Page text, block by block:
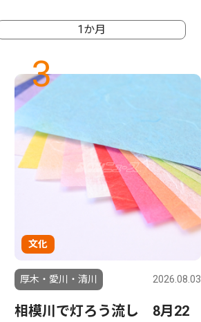
1か月
3
文化
厚木・愛川・清川 2026.08.03
相模川で灯ろう流し 8月22